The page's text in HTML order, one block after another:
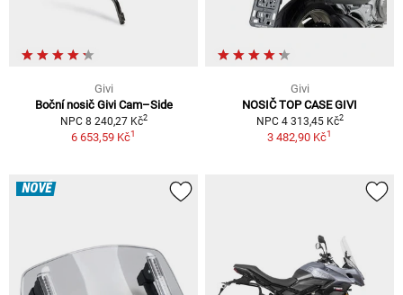
Givi
Boční nosič Givi Cam–Side
NPC 8 240,27 Kč2
6 653,59 Kč1
Givi
NOSIČ TOP CASE GIVI
NPC 4 313,45 Kč2
3 482,90 Kč1
NOVÉ